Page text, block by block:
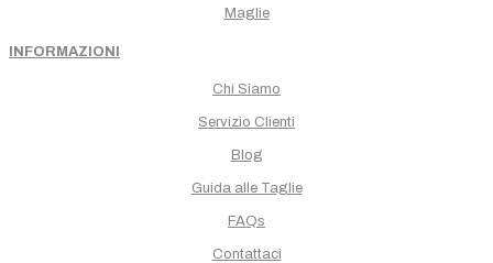
Maglie
INFORMAZIONI
Chi Siamo
Servizio Clienti
Blog
Guida alle Taglie
FAQs
Contattaci